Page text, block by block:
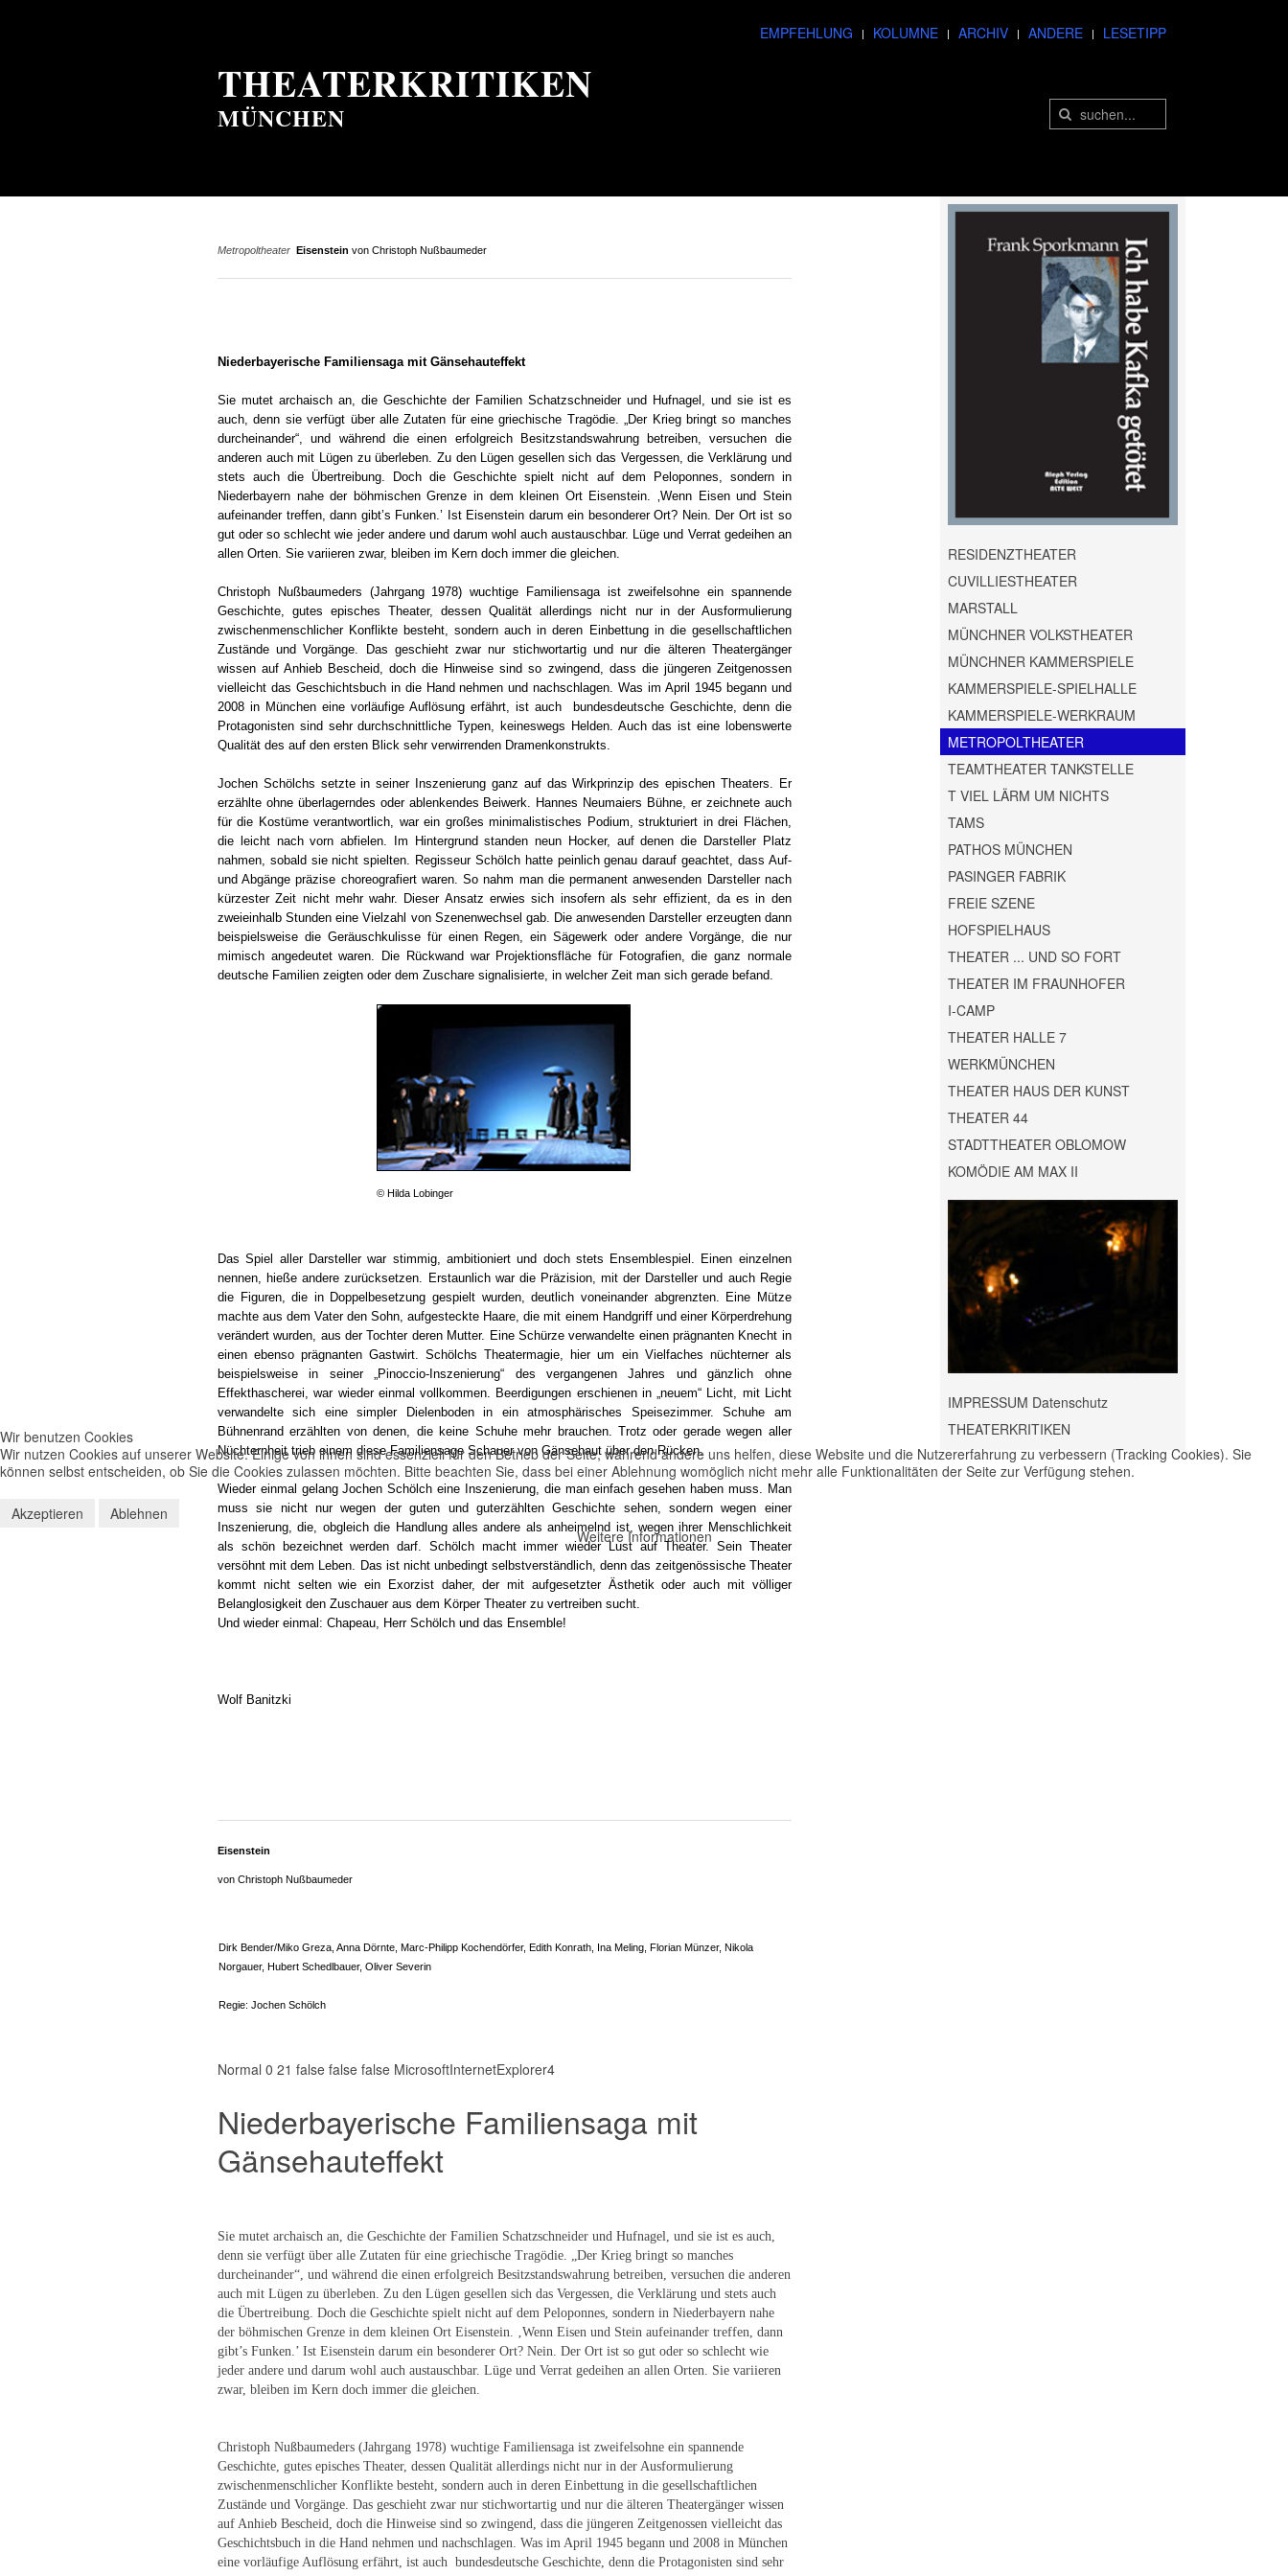
EMPFEHLUNG KOLUMNE ARCHIV ANDERE LESETIPP
THEATERKRITIKEN
MÜNCHEN
Metropoltheater Eisenstein von Christoph Nußbaumeder
Niederbayerische Familiensaga mit Gänsehauteffekt
Sie mutet archaisch an, die Geschichte der Familien Schatzschneider und Hufnagel, und sie ist es
auch, denn sie verfügt über alle Zutaten für eine griechische Tragödie. „Der Krieg bringt so manches
durcheinander“, und während die einen erfolgreich Besitzstandswahrung betreiben, versuchen die
anderen auch mit Lügen zu überleben. Zu den Lügen gesellen sich das Vergessen, die Verklärung und
stets auch die Übertreibung. Doch die Geschichte spielt nicht auf dem Peloponnes, sondern in
Niederbayern nahe der böhmischen Grenze in dem kleinen Ort Eisenstein. ‚Wenn Eisen und Stein
aufeinander treffen, dann gibt’s Funken.’ Ist Eisenstein darum ein besonderer Ort? Nein. Der Ort ist so
gut oder so schlecht wie jeder andere und darum wohl auch austauschbar. Lüge und Verrat gedeihen an
allen Orten. Sie variieren zwar, bleiben im Kern doch immer die gleichen.
Christoph Nußbaumeders (Jahrgang 1978) wuchtige Familiensaga ist zweifelsohne ein spannende
Geschichte, gutes episches Theater, dessen Qualität allerdings nicht nur in der Ausformulierung
zwischenmenschlicher Konflikte besteht, sondern auch in deren Einbettung in die gesellschaftlichen
Zustände und Vorgänge. Das geschieht zwar nur stichwortartig und nur die älteren Theatergänger
wissen auf Anhieb Bescheid, doch die Hinweise sind so zwingend, dass die jüngeren Zeitgenossen
vielleicht das Geschichtsbuch in die Hand nehmen und nachschlagen. Was im April 1945 begann und
2008 in München eine vorläufige Auflösung erfährt, ist auch bundesdeutsche Geschichte, denn die
Protagonisten sind sehr durchschnittliche Typen, keineswegs Helden. Auch das ist eine lobenswerte
Qualität des auf den ersten Blick sehr verwirrenden Dramenkonstrukts.
Jochen Schölchs setzte in seiner Inszenierung ganz auf das Wirkprinzip des epischen Theaters. Er
erzählte ohne überlagerndes oder ablenkendes Beiwerk. Hannes Neumaiers Bühne, er zeichnete auch
für die Kostüme verantwortlich, war ein großes minimalistisches Podium, strukturiert in drei Flächen,
die leicht nach vorn abfielen. Im Hintergrund standen neun Hocker, auf denen die Darsteller Platz
nahmen, sobald sie nicht spielten. Regisseur Schölch hatte peinlich genau darauf geachtet, dass Auf-
und Abgänge präzise choreografiert waren. So nahm man die permanent anwesenden Darsteller nach
kürzester Zeit nicht mehr wahr. Dieser Ansatz erwies sich insofern als sehr effizient, da es in den
zweieinhalb Stunden eine Vielzahl von Szenenwechsel gab. Die anwesenden Darsteller erzeugten dann
beispielsweise die Geräuschkulisse für einen Regen, ein Sägewerk oder andere Vorgänge, die nur
mimisch angedeutet waren. Die Rückwand war Projektionsfläche für Fotografien, die ganz normale
deutsche Familien zeigten oder dem Zuschare signalisierte, in welcher Zeit man sich gerade befand.
© Hilda Lobinger
Das Spiel aller Darsteller war stimmig, ambitioniert und doch stets Ensemblespiel. Einen einzelnen
nennen, hieße andere zurücksetzen. Erstaunlich war die Präzision, mit der Darsteller und auch Regie
die Figuren, die in Doppelbesetzung gespielt wurden, deutlich voneinander abgrenzten. Eine Mütze
machte aus dem Vater den Sohn, aufgesteckte Haare, die mit einem Handgriff und einer Körperdrehung
verändert wurden, aus der Tochter deren Mutter. Eine Schürze verwandelte einen prägnanten Knecht in
einen ebenso prägnanten Gastwirt. Schölchs Theatermagie, hier um ein Vielfaches nüchterner als
beispielsweise in seiner „Pinoccio-Inszenierung“ des vergangenen Jahres und gänzlich ohne
Effekthascherei, war wieder einmal vollkommen. Beerdigungen erschienen in „neuem“ Licht, mit Licht
verwandelte sich eine simpler Dielenboden in ein atmosphärisches Speisezimmer. Schuhe am
Bühnenrand erzählten von denen, die keine Schuhe mehr brauchen. Trotz oder gerade wegen aller
Nüchternheit trieb einem diese Familiensage Schauer von Gänsehaut über den Rücken.
Wieder einmal gelang Jochen Schölch eine Inszenierung, die man einfach gesehen haben muss. Man
muss sie nicht nur wegen der guten und guterzählten Geschichte sehen, sondern wegen einer
Inszenierung, die, obgleich die Handlung alles andere als anheimelnd ist, wegen ihrer Menschlichkeit
als schön bezeichnet werden darf. Schölch macht immer wieder Lust auf Theater. Sein Theater
versöhnt mit dem Leben. Das ist nicht unbedingt selbstverständlich, denn das zeitgenössische Theater
kommt nicht selten wie ein Exorzist daher, der mit aufgesetzter Ästhetik oder auch mit völliger
Belanglosigkeit den Zuschauer aus dem Körper Theater zu vertreiben sucht.
Und wieder einmal: Chapeau, Herr Schölch und das Ensemble!
Wolf Banitzki
Eisenstein
von Christoph Nußbaumeder
Dirk Bender/Miko Greza, Anna Dörnte, Marc-Philipp Kochendörfer, Edith Konrath, Ina Meling, Florian Münzer, Nikola
Norgauer, Hubert Schedlbauer, Oliver Severin
Regie: Jochen Schölch
Normal 0 21 false false false MicrosoftInternetExplorer4
Niederbayerische Familiensaga mit
Gänsehauteffekt
Sie mutet archaisch an, die Geschichte der Familien Schatzschneider und Hufnagel, und sie ist es auch,
denn sie verfügt über alle Zutaten für eine griechische Tragödie. „Der Krieg bringt so manches
durcheinander“, und während die einen erfolgreich Besitzstandswahrung betreiben, versuchen die anderen
auch mit Lügen zu überleben. Zu den Lügen gesellen sich das Vergessen, die Verklärung und stets auch
die Übertreibung. Doch die Geschichte spielt nicht auf dem Peloponnes, sondern in Niederbayern nahe
der böhmischen Grenze in dem kleinen Ort Eisenstein. ‚Wenn Eisen und Stein aufeinander treffen, dann
gibt’s Funken.’ Ist Eisenstein darum ein besonderer Ort? Nein. Der Ort ist so gut oder so schlecht wie
jeder andere und darum wohl auch austauschbar. Lüge und Verrat gedeihen an allen Orten. Sie variieren
zwar, bleiben im Kern doch immer die gleichen.
Christoph Nußbaumeders (Jahrgang 1978) wuchtige Familiensaga ist zweifelsohne ein spannende
Geschichte, gutes episches Theater, dessen Qualität allerdings nicht nur in der Ausformulierung
zwischenmenschlicher Konflikte besteht, sondern auch in deren Einbettung in die gesellschaftlichen
Zustände und Vorgänge. Das geschieht zwar nur stichwortartig und nur die älteren Theatergänger wissen
auf Anhieb Bescheid, doch die Hinweise sind so zwingend, dass die jüngeren Zeitgenossen vielleicht das
Geschichtsbuch in die Hand nehmen und nachschlagen. Was im April 1945 begann und 2008 in München
eine vorläufige Auflösung erfährt, ist auch bundesdeutsche Geschichte, denn die Protagonisten sind sehr
RESIDENZTHEATER
CUVILLIESTHEATER
MARSTALL
MÜNCHNER VOLKSTHEATER
MÜNCHNER KAMMERSPIELE
KAMMERSPIELE-SPIELHALLE
KAMMERSPIELE-WERKRAUM
METROPOLTHEATER
TEAMTHEATER TANKSTELLE
T VIEL LÄRM UM NICHTS
TAMS
PATHOS MÜNCHEN
PASINGER FABRIK
FREIE SZENE
HOFSPIELHAUS
THEATER ... UND SO FORT
THEATER IM FRAUNHOFER
I-CAMP
THEATER HALLE 7
WERKMÜNCHEN
THEATER HAUS DER KUNST
THEATER 44
STADTTHEATER OBLOMOW
KOMÖDIE AM MAX II
IMPRESSUM Datenschutz
THEATERKRITIKEN
Wir benutzen Cookies
Wir nutzen Cookies auf unserer Website. Einige von ihnen sind essenziell für den Betrieb der Seite, während andere uns helfen, diese Website und die Nutzererfahrung zu verbessern (Tracking Cookies). Sie
können selbst entscheiden, ob Sie die Cookies zulassen möchten. Bitte beachten Sie, dass bei einer Ablehnung womöglich nicht mehr alle Funktionalitäten der Seite zur Verfügung stehen.
Akzeptieren
Ablehnen
Weitere Informationen